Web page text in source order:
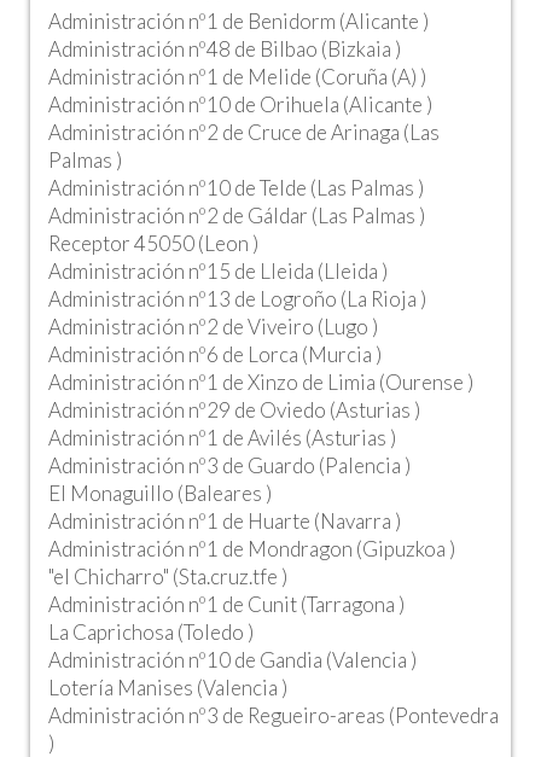
Administración nº1 de Benidorm (Alicante )
Administración nº48 de Bilbao (Bizkaia )
Administración nº1 de Melide (Coruña (A) )
Administración nº10 de Orihuela (Alicante )
Administración nº2 de Cruce de Arinaga (Las
Palmas )
Administración nº10 de Telde (Las Palmas )
Administración nº2 de Gáldar (Las Palmas )
Receptor 45050 (Leon )
Administración nº15 de Lleida (Lleida )
Administración nº13 de Logroño (La Rioja )
Administración nº2 de Viveiro (Lugo )
Administración nº6 de Lorca (Murcia )
Administración nº1 de Xinzo de Limia (Ourense )
Administración nº29 de Oviedo (Asturias )
Administración nº1 de Avilés (Asturias )
Administración nº3 de Guardo (Palencia )
El Monaguillo (Baleares )
Administración nº1 de Huarte (Navarra )
Administración nº1 de Mondragon (Gipuzkoa )
"el Chicharro" (Sta.cruz.tfe )
Administración nº1 de Cunit (Tarragona )
La Caprichosa (Toledo )
Administración nº10 de Gandia (Valencia )
Lotería Manises (Valencia )
Administración nº3 de Regueiro-areas (Pontevedra
)